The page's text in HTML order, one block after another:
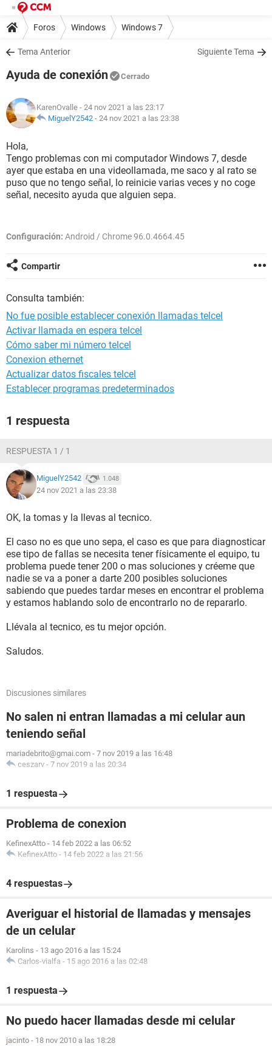
Foros Windows Windows 7
Tema Anterior Siguiente Tema
Ayuda de conexión Cerrado
KarenOvalle - 24 nov 2021 a las 23:17
MiguelY2542 - 24 nov 2021 a las 23:38
Hola,
Tengo problemas con mi computador Windows 7, desde
ayer que estaba en una videollamada, me saco y al rato se
puso que no tengo señal, lo reinicie varias veces y no coge
señal, necesito ayuda que alguien sepa.
Configuración: Android / Chrome 96.0.4664.45
Compartir
Consulta también:
No fue posible establecer conexión llamadas telcel
Activar llamada en espera telcel
Cómo saber mi número telcel
Conexion ethernet
Actualizar datos fiscales telcel
Establecer programas predeterminados
1 respuesta
RESPUESTA 1 / 1
MiguelY2542 1.048
24 nov 2021 a las 23:38
OK, la tomas y la llevas al tecnico.
El caso no es que uno sepa, el caso es que para diagnosticar
ese tipo de fallas se necesita tener físicamente el equipo, tu
problema puede tener 200 o mas soluciones y créeme que
nadie se va a poner a darte 200 posibles soluciones
sabiendo que puedes tardar meses en encontrar el problema
y estamos hablando solo de encontrarlo no de repararlo.
Llévala al tecnico, es tu mejor opción.
Saludos.
Discusiones similares
No salen ni entran llamadas a mi celular aun
teniendo señal
mariadebrito@gmai.com - 7 nov 2019 a las 16:48
ceszarv - 7 nov 2019 a las 20:34
1 respuesta
Problema de conexion
KefinexAtto - 14 feb 2022 a las 06:52
KefinexAtto - 14 feb 2022 a las 21:56
4 respuestas
Averiguar el historial de llamadas y mensajes
de un celular
Karolins - 13 ago 2016 a las 15:24
Carlos-vialfa - 15 ago 2016 a las 02:48
1 respuesta
No puedo hacer llamadas desde mi celular
jacinto - 18 nov 2010 a las 18:28